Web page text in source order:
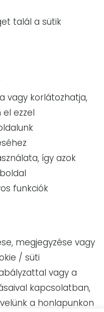
talál a sütik
vagy korlátozhatja,
ezzel
így azok
funkciók
megjegyzése vagy
/ süti
vagy a
kapcsolatban,
a honlapunkon